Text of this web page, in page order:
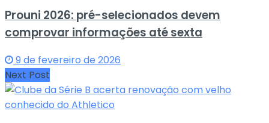
Prouni 2026: pré-selecionados devem
comprovar informações até sexta
9 de fevereiro de 2026
Next Post